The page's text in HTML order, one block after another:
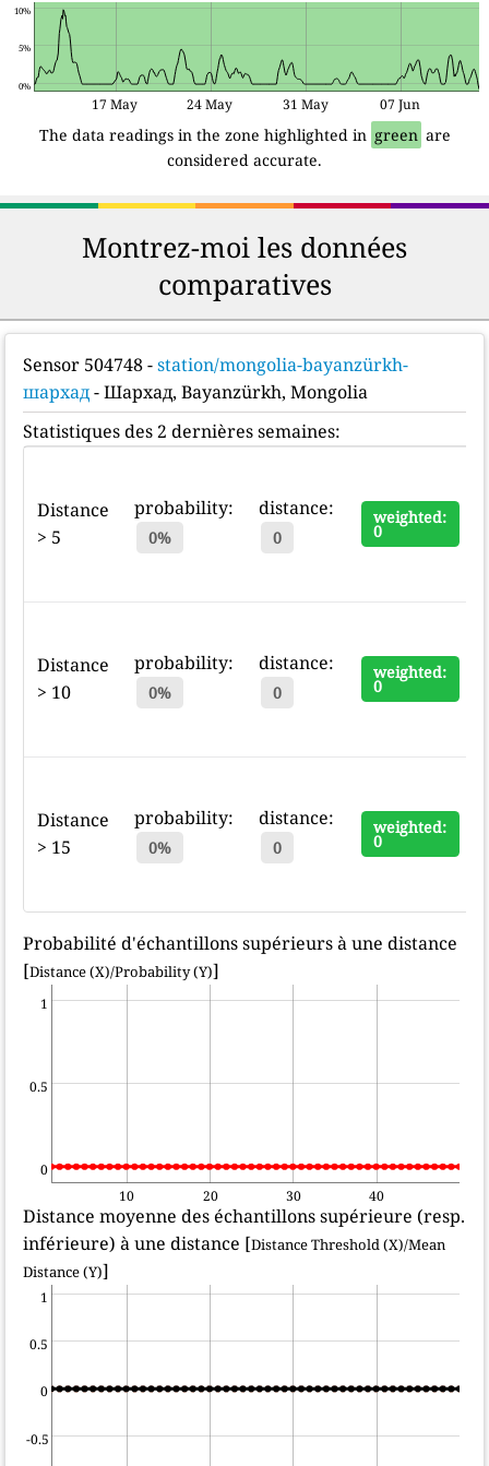
0%
5%
10%
17 May 24 May 31 May 07 Jun
The data readings in the zone highlighted in green are
considered accurate.
Montrez-moi les données
comparatives
Sensor 504748-station/mongolia-bayanzürkh-
шархад- Шархад, Bayanzürkh, Mongolia
Statistiques des 2 dernières semaines:
Distance
> 5
probability:
0%
distance:
0
weighted:
0
Distance
> 10
probability:
0%
distance:
0
weighted:
0
Distance
> 15
probability:
0%
distance:
0
weighted:
0
Probabilité d'échantillons supérieurs à une distance
[Distance (X)/Probability (Y)]
0
0.5
1
10 20 30 40
Distance moyenne des échantillons supérieure (resp.
inférieure) à une distance [Distance Threshold (X)/Mean
Distance (Y)]
-0.5
0
0.5
1